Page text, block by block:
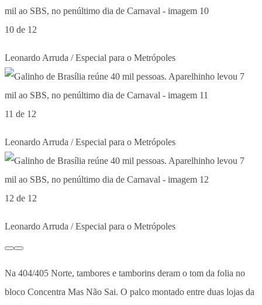
10 de 12
Leonardo Arruda / Especial para o Metrópoles
11 de 12
Leonardo Arruda / Especial para o Metrópoles
12 de 12
Leonardo Arruda / Especial para o Metrópoles
Na 404/405 Norte, tambores e tamborins deram o tom da folia no
bloco Concentra Mas Não Sai. O palco montado entre duas lojas da